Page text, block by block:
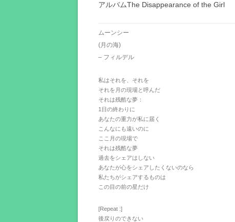
アルバムThe Disappearance of the Girl
ムーンシー
(月の海)
– フィルデル
私はそれを、それを
それを月の現場と呼んだ
それは残酷な夢：
1日の終わりに
あなたの重力が私に届く
こんなにも遠いのに
ここ月の現場で
それは残酷な夢
過去をシェアはしない
あなたが心をシェアしたくないのなら
私たちがシェアするものは
この目の前の星だけ
[Repeat :]
後戻りのできない